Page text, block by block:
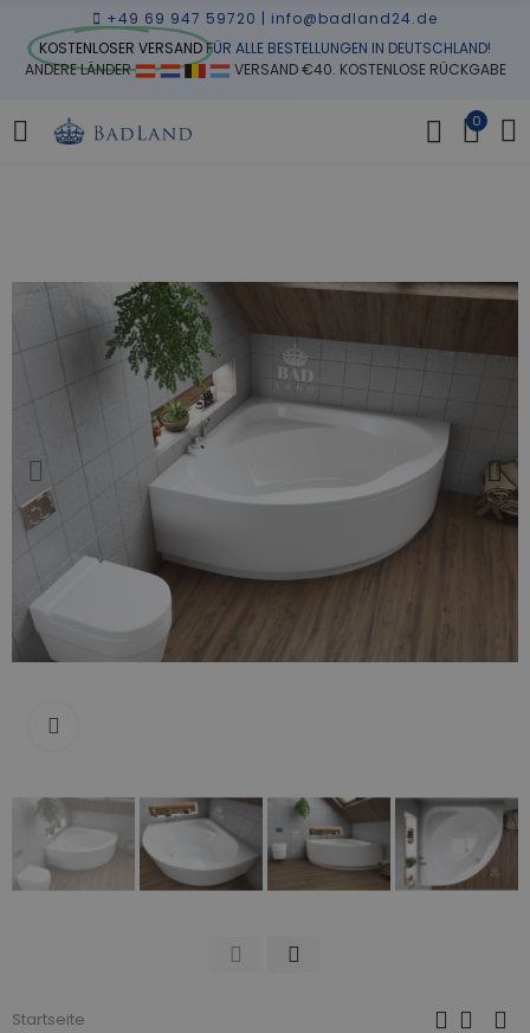
+49 69 947 59720 | info@badland24.de
KOSTENLOSER VERSANDFÜR ALLE BESTELLUNGEN IN DEUTSCHLAND!
ANDERE LÄNDER
VERSAND €40. KOSTENLOSE RÜCKGABE
0
Startseite